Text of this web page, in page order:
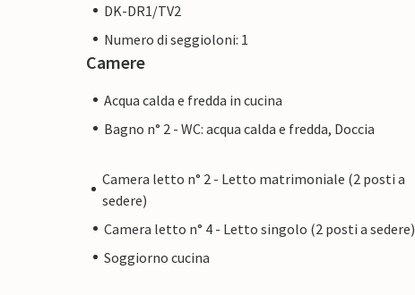
DK-DR1/TV2
Numero di seggioloni: 1
Camere
Acqua calda e fredda in cucina
Bagno n° 2 - WC: acqua calda e fredda, Doccia
Camera letto n° 2 - Letto matrimoniale (2 posti a
sedere)
Camera letto n° 4 - Letto singolo (2 posti a sedere)
Soggiorno cucina